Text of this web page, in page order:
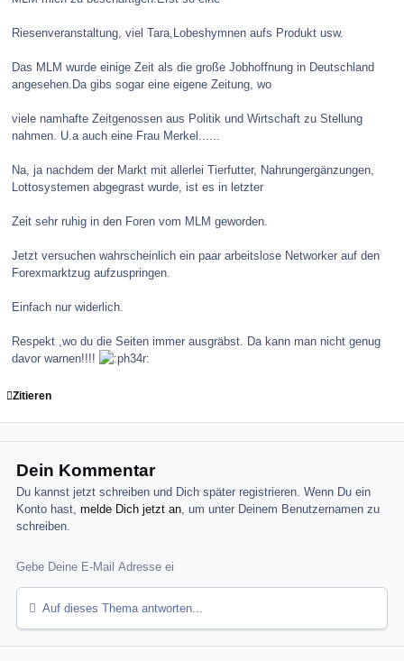
Riesenveranstaltung, viel Tara,Lobeshymnen aufs Produkt usw.
Das MLM wurde einige Zeit als die große Jobhoffnung in Deutschland
angesehen.Da gibs sogar eine eigene Zeitung, wo
viele namhafte Zeitgenossen aus Politik und Wirtschaft zu Stellung
nahmen. U.a auch eine Frau Merkel......
Na, ja nachdem der Markt mit allerlei Tierfutter, Nahrungergänzungen,
Lottosystemen abgegrast wurde, ist es in letzter
Zeit sehr ruhig in den Foren vom MLM geworden.
Jetzt versuchen wahrscheinlich ein paar arbeitslose Networker auf den
Forexmarktzug aufzuspringen.
Einfach nur widerlich.
Respekt ,wo du die Seiten immer ausgräbst. Da kann man nicht genug
davor warnen!!!!
Zitieren
Dein Kommentar
Du kannst jetzt schreiben und Dich später registrieren. Wenn Du ein
Konto hast,melde Dich jetzt an, um unter Deinem Benutzernamen zu
schreiben.
Auf dieses Thema antworten...